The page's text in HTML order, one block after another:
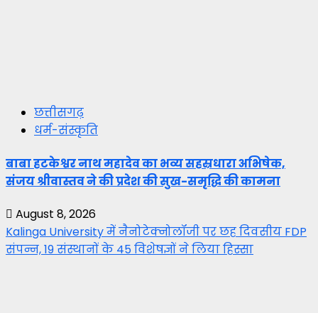
छत्तीसगढ़
धर्म-संस्कृति
बाबा हटकेश्वर नाथ महादेव का भव्य सहस्रधारा अभिषेक,
संजय श्रीवास्तव ने की प्रदेश की सुख-समृद्धि की कामना
August 8, 2026
Kalinga University में नैनोटेक्नोलॉजी पर छह दिवसीय FDP
संपन्न, 19 संस्थानों के 45 विशेषज्ञों ने लिया हिस्सा